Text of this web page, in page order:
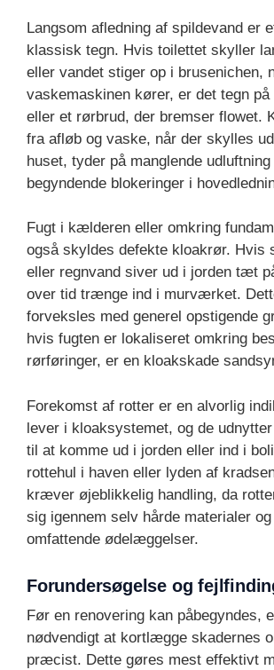
Langsom afledning af spildevand er
klassisk tegn. Hvis toilettet skyller
eller vandet stiger op i brusenichen,
vaskemaskinen kører, er det tegn
eller et rørbrud, der bremser flowet.
fra afløb og vaske, når der skylles
huset, tyder på manglende
begyndende blokeringer i
Fugt i kælderen eller omkring
også skyldes defekte kloakrør. Hvis
eller regnvand siver ud i jorden tæt
over tid trænge ind i murværket.
forveksles med generel opstigende
hvis fugten er lokaliseret omkring
rørføringer, er en kloakskade
Forekomst af rotter er en alvorlig
lever i kloaksystemet, og de
til at komme ud i jorden eller ind i
rottehul i haven eller lyden af
kræver øjeblikkelig handling, da
sig igennem selv hårde materialer
omfattende ødelæggelser.
Forundersøgelse og
Før en renovering kan påbegyndes,
nødvendigt at kortlægge skadernes
præcist. Dette gøres mest effektivt